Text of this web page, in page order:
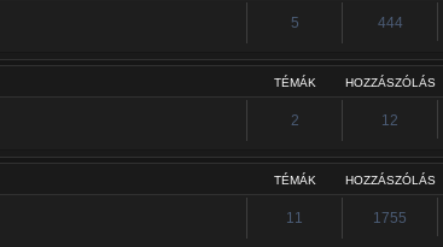
5 444
TÉMÁK HOZZÁSZÓLÁS
2 12
TÉMÁK HOZZÁSZÓLÁS
11 1755